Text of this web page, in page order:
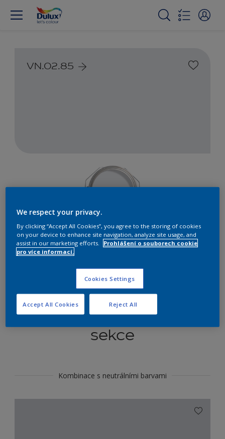
VN.02.85
Najít výrobek v tomto odstínu
Koordinovat barevné
sekce
Kombinace s neutrálními barvami
We respect your privacy.
By clicking “Accept All Cookies”, you agree to the storing of cookies
on your device to enhance site navigation, analyze site usage, and
assist in our marketing efforts.
Prohlášení o souborech cookie
pro více informací.
Cookies Settings
Reject All
Accept All Cookies